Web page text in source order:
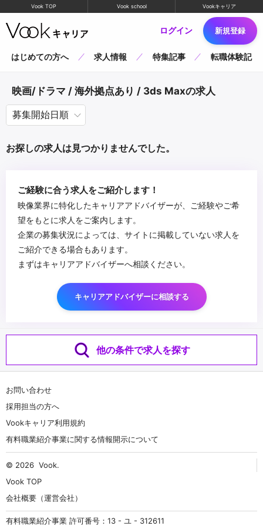
Vook TOP Vook school Vookキャリア
ログイン 新規登録
はじめての方へ 求人情報 特集記事 転職体験記
映画/ドラマ / 海外拠点あり / 3ds Maxの求人
お探しの求人は見つかりませんでした。
ご経験に合う求人をご紹介します！
映像業界に特化したキャリアアドバイザーが、ご経験やご希
望をもとに求人をご案内します。
企業の募集状況によっては、サイトに掲載していない求人を
ご紹介できる場合もあります。
まずはキャリアアドバイザーへ相談ください。
キャリアアドバイザーに相談する
他の条件で求人を探す
お問い合わせ
採用担当の方へ
Vookキャリア利用規約
有料職業紹介事業に関する情報開示について
© 2026 Vook.
Vook TOP
会社概要（運営会社）
有料職業紹介事業 許可番号：13 - ユ - 312611